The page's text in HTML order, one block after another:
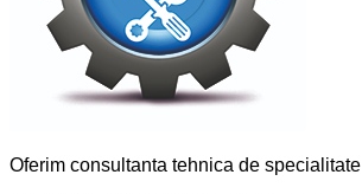
Oferim consultanta tehnica de specialitate